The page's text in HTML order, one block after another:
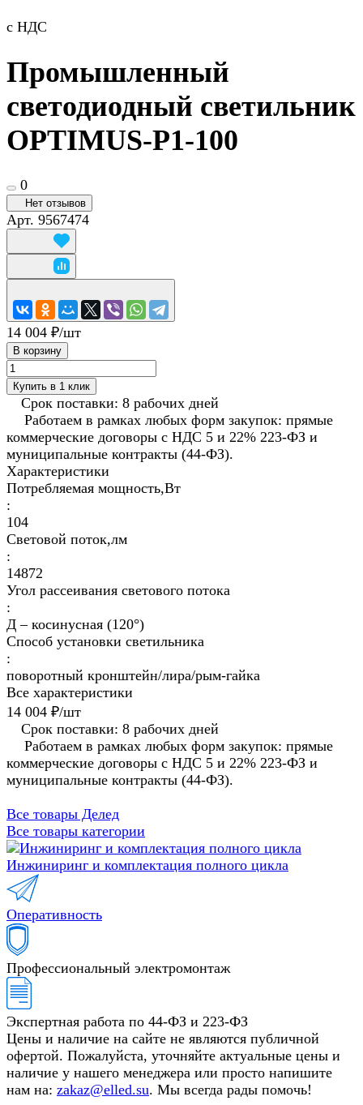
с НДС
Промышленный
светодиодный светильник
OPTIMUS-P1-100
0
Нет отзывов
Арт. 9567474
14 004 ₽/шт
В корзину
Купить в 1 клик
Срок поставки: 8 рабочих дней
Работаем в рамках любых форм закупок: прямые
коммерческие договоры с НДС 5 и 22% 223-ФЗ и
муниципальные контракты (44-ФЗ).
Характеристики
Потребляемая мощность,Вт
:
104
Световой поток,лм
:
14872
Угол рассеивания светового потока
:
Д – косинусная (120°)
Способ установки светильника
:
поворотный кронштейн/лира/рым-гайка
Все характеристики
14 004 ₽/шт
Срок поставки: 8 рабочих дней
Работаем в рамках любых форм закупок: прямые
коммерческие договоры с НДС 5 и 22% 223-ФЗ и
муниципальные контракты (44-ФЗ).
Все товары Делед
Все товары категории
Инжиниринг и комплектация полного цикла
Оперативность
Профессиональный электромонтаж
Экспертная работа по 44-ФЗ и 223-ФЗ
Цены и наличие на сайте не являются публичной
офертой. Пожалуйста, уточняйте актуальные цены и
наличие у нашего менеджера или просто напишите
нам на: zakaz@elled.su. Мы всегда рады помочь!